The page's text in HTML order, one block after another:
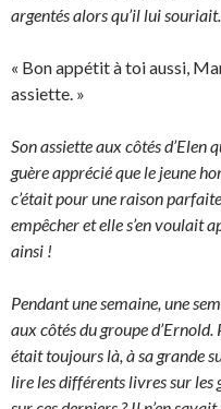
argentés alors qu’il lui souriait.
« Bon appétit à toi aussi,
assiette. »
Son assiette aux côtés d’Elen
guère apprécié que le jeune
c’était pour une raison
empêcher et elle s’en voulait
ainsi !
Pendant une semaine, une
aux côtés du groupe
était toujours là, à sa grande
lire les différents livres sur les